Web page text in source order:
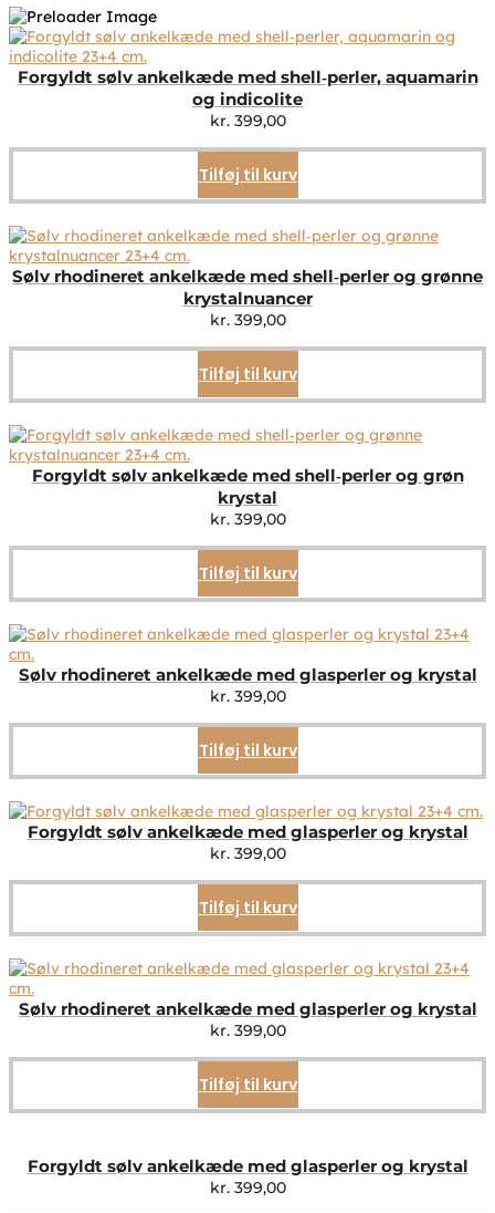
Forgyldt sølv ankelkæde med shell‑perler, aquamarin
og indicolite
kr.399,00
Tilføj til kurv
Sølv rhodineret ankelkæde med shell‑perler og grønne
krystalnuancer
kr.399,00
Tilføj til kurv
Forgyldt sølv ankelkæde med shell‑perler og grøn
krystal
kr.399,00
Tilføj til kurv
Sølv rhodineret ankelkæde med glasperler og krystal
kr.399,00
Tilføj til kurv
Forgyldt sølv ankelkæde med glasperler og krystal
kr.399,00
Tilføj til kurv
Sølv rhodineret ankelkæde med glasperler og krystal
kr.399,00
Tilføj til kurv
Forgyldt sølv ankelkæde med glasperler og krystal
kr.399,00